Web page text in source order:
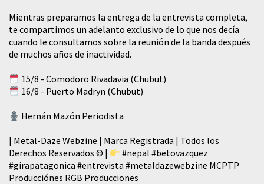
Mientras preparamos la entrega de la entrevista completa,
te compartimos un adelanto exclusivo de lo que nos decía
cuando le consultamos sobre la reunión de la banda después
de muchos años de inactividad.
15/8 - Comodoro Rivadavia (Chubut)
16/8 - Puerto Madryn (Chubut)
Hernán Mazón Periodista
| Metal-Daze Webzine | Marca Registrada | Todos los
Derechos Reservados © |
#nepal #betovazquez
#girapatagonica #entrevista #metaldazewebzine MCPTP
Producciónes RGB Producciones